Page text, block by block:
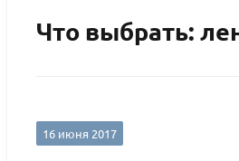
Что выбрать:
16 июня 2017